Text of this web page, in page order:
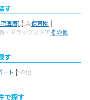
す
医療)企業保育園
・ドラッグストアその他
す
ートその他
で探す